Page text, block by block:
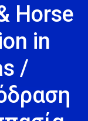
Horse
in
/